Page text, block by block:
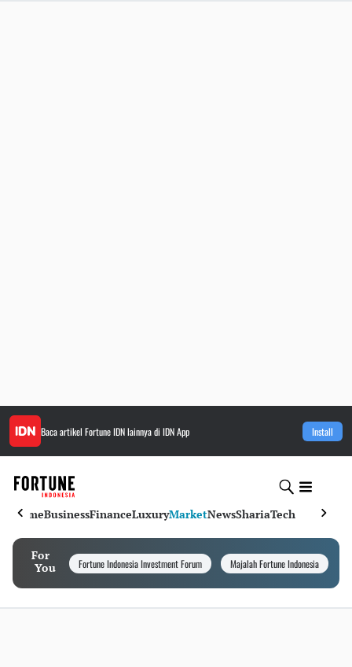
Baca artikel Fortune IDNlainnya di IDN App Install
HomeBusinessFinanceLuxuryMarketNewsShariaTech
For
You
Fortune Indonesia Investment Forum Majalah Fortune Indonesia